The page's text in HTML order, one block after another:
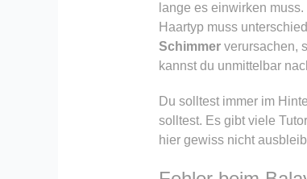
lange es einwirken
Haartyp muss
Schimmer verursachen,
kannst du unmittelbar
Du solltest immer im
solltest. Es gibt viele
hier gewiss nicht